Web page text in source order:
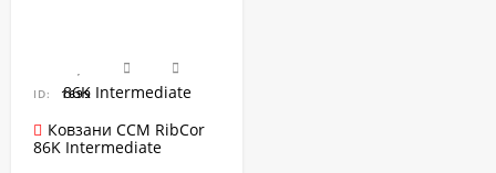
ID: 1699
Ковзани CCM RibCor
86K Intermediate